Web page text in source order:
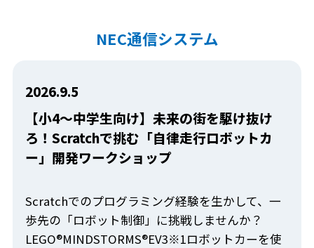
NEC通信システム
2026.9.5
【小4～中学生向け】未来の街を駆け抜け
ろ！Scratchで挑む「自律走行ロボットカ
ー」開発ワークショップ
Scratchでのプログラミング経験を生かして、一
歩先の「ロボット制御」に挑戦しませんか？
LEGO®MINDSTORMS®EV3※1ロボットカーを使